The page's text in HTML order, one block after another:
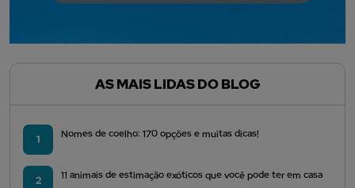
AS MAIS LIDAS DO BLOG
1 Nomes de coelho: 170 opções e muitas dicas!
2 11 animais de estimação exóticos que você pode ter em casa